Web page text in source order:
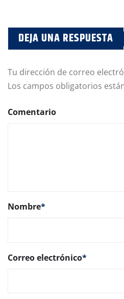
DEJA UNA RESPUESTA
Tu dirección de correo
Los campos obligatorios
Comentario
Nombre*
Correo electrónico*